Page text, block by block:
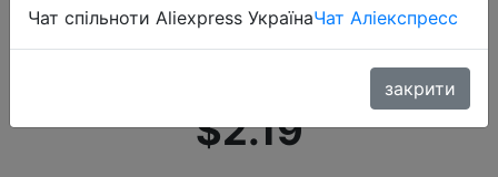
высокого качества женские
Велоспо…
$2.19
Чат спільноти Aliexpress УкраїнаЧат Аліекспресс
закрити